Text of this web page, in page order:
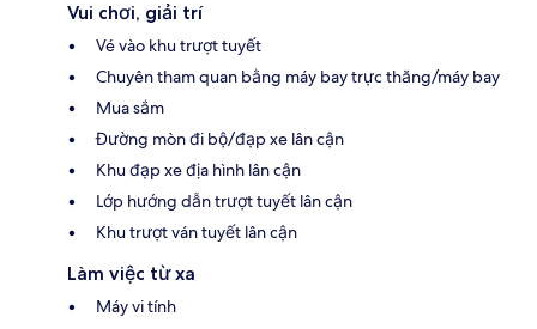
Vui chơi, giải trí
Vé vào khu trượt tuyết
Chuyên tham quan bằng máy bay trực thăng/máy bay
Mua sắm
Đường mòn đi bộ/đạp xe lân cận
Khu đạp xe địa hình lân cận
Lớp hướng dẫn trượt tuyết lân cận
Khu trượt ván tuyết lân cận
Làm việc từ xa
Máy vi tính